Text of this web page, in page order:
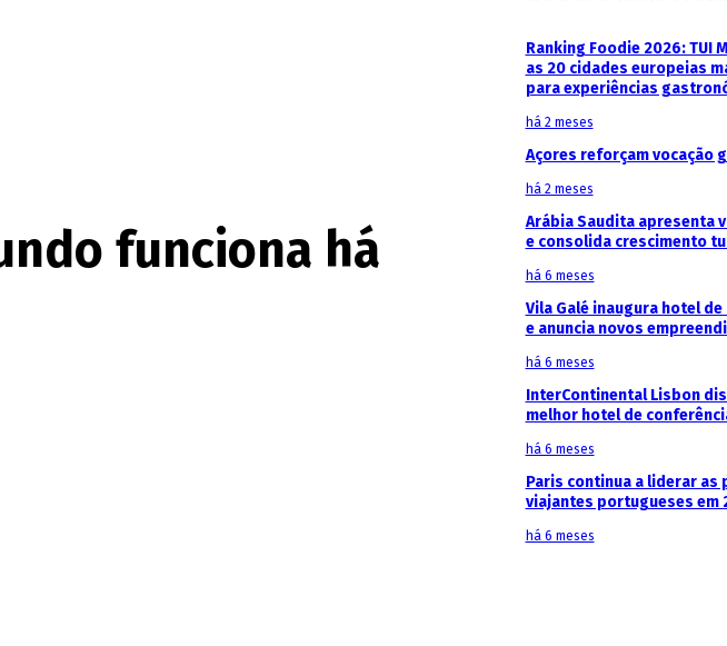
funciona há
Ranking Foodie 2026: TUI
as 20 cidades europeias
para experiências
há 2 meses
Açores reforçam vocação
há 2 meses
Arábia Saudita apresenta
e consolida crescimento
há 6 meses
Vila Galé inaugura hotel de
e anuncia novos
há 6 meses
InterContinental Lisbon
melhor hotel de
há 6 meses
Paris continua a liderar as
viajantes portugueses em
há 6 meses